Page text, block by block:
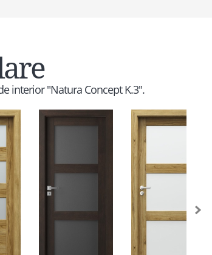
interior "Natura Concept K.3".